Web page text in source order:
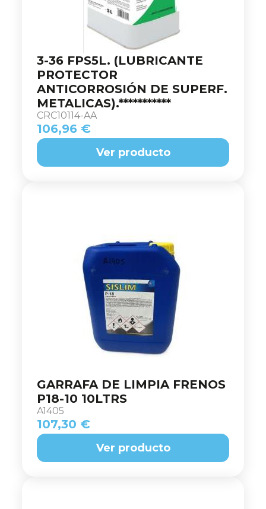
3-36 FPS5L. (LUBRICANTE
PROTECTOR
ANTICORROSIÓN DE SUPERF.
METALICAS).***********
CRC10114-AA
106,96 €
Ver producto
GARRAFA DE LIMPIA FRENOS
P18-10 10LTRS
A1405
107,30 €
Ver producto